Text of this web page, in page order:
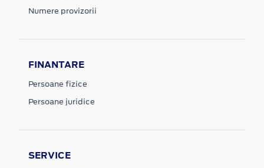
Numere provizorii
FINANTARE
Persoane fizice
Persoane juridice
SERVICE